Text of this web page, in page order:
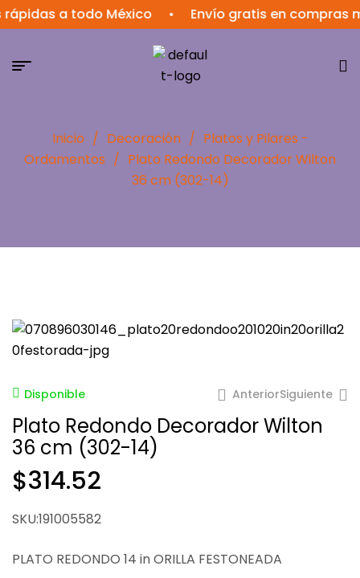
a todo México Envío gratis en compras
Inicio / Decoración / Platos y Pilares -
Ordamentos / Plato Redondo Decorador Wilton
36 cm (302-14)
Disponible AnteriorSiguiente
Plato Redondo Decorador Wilton
36 cm (302-14)
$314.52
SKU:191005582
PLATO REDONDO 14 in ORILLA FESTONEADA